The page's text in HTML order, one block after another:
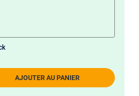
AJOUTER AU PANIER